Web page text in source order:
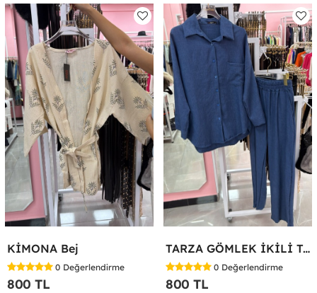
KİMONA Bej
0 Değerlendirme
800 TL
TARZA GÖMLEK İKİLİ TAKIM KOT KUMAŞ Mavi
0 Değerlendirme
800 TL